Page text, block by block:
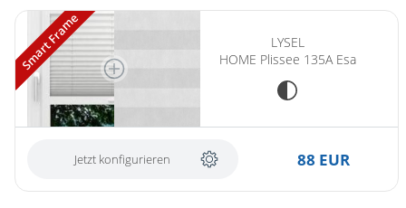
Smart Frame
LYSEL
HOME Plissee 135A Esa
Jetzt konfigurieren 88 EUR